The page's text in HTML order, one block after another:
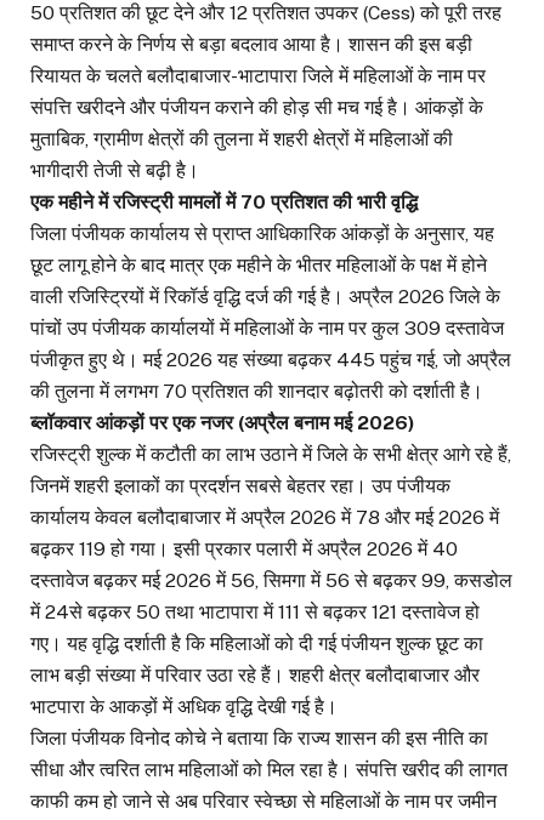
50 प्रतिशत की छूट देने और 12 प्रतिशत उपकर (Cess) को पूरी तरह
समाप्त करने के निर्णय से बड़ा बदलाव आया है। शासन की इस बड़ी
रियायत के चलते बलौदाबाजार-भाटापारा जिले में महिलाओं के नाम पर
संपत्ति खरीदने और पंजीयन कराने की होड़ सी मच गई है। आंकड़ों के
मुताबिक, ग्रामीण क्षेत्रों की तुलना में शहरी क्षेत्रों में महिलाओं की
भागीदारी तेजी से बढ़ी है।
एक महीने में रजिस्ट्री मामलों में 70 प्रतिशत की भारी वृद्धि
जिला पंजीयक कार्यालय से प्राप्त आधिकारिक आंकड़ों के अनुसार, यह
छूट लागू होने के बाद मात्र एक महीने के भीतर महिलाओं के पक्ष में होने
वाली रजिस्ट्रियों में रिकॉर्ड वृद्धि दर्ज की गई है। अप्रैल 2026 जिले के
पांचों उप पंजीयक कार्यालयों में महिलाओं के नाम पर कुल 309 दस्तावेज
पंजीकृत हुए थे। मई 2026 यह संख्या बढ़कर 445 पहुंच गई, जो अप्रैल
की तुलना में लगभग 70 प्रतिशत की शानदार बढ़ोतरी को दर्शाती है।
ब्लॉकवार आंकड़ों पर एक नजर (अप्रैल बनाम मई 2026)
रजिस्ट्री शुल्क में कटौती का लाभ उठाने में जिले के सभी क्षेत्र आगे रहे हैं,
जिनमें शहरी इलाकों का प्रदर्शन सबसे बेहतर रहा। उप पंजीयक
कार्यालय केवल बलौदाबाजार में अप्रैल 2026 में 78 और मई 2026 में
बढ़कर 119 हो गया। इसी प्रकार पलारी में अप्रैल 2026 में 40
दस्तावेज बढ़कर मई 2026 में 56, सिमगा में 56 से बढ़कर 99, कसडोल
में 24से बढ़कर 50 तथा भाटापारा में 111 से बढ़कर 121 दस्तावेज हो
गए। यह वृद्धि दर्शाती है कि महिलाओं को दी गई पंजीयन शुल्क छूट का
लाभ बड़ी संख्या में परिवार उठा रहे हैं। शहरी क्षेत्र बलौदाबाजार और
भाटपारा के आकड़ों में अधिक वृद्धि देखी गई है।
जिला पंजीयक विनोद कोचे ने बताया कि राज्य शासन की इस नीति का
सीधा और त्वरित लाभ महिलाओं को मिल रहा है। संपत्ति खरीद की लागत
काफी कम हो जाने से अब परिवार स्वेच्छा से महिलाओं के नाम पर जमीन